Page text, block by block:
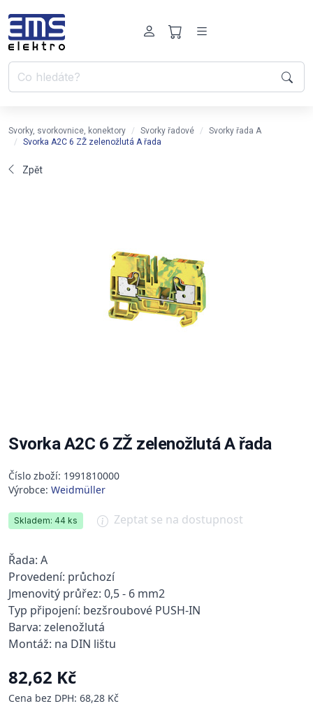
Svorky, svorkovnice, konektory Svorky řadové
Svorky řada A
Svorka A2C 6 ZŽ zelenožlutá A řada
Zpět
Svorka A2C 6 ZŽ zelenožlutá A řada
Číslo zboží: 1991810000
Výrobce: Weidmüller
Skladem: 44 ks Zeptat se na dostupnost
Řada: A
Provedení: průchozí
Jmenovitý průřez: 0,5 - 6 mm2
Typ připojení: bezšroubové PUSH-IN
Barva: zelenožlutá
Montáž: na DIN lištu
82,62 Kč
Cena bez DPH: 68,28 Kč